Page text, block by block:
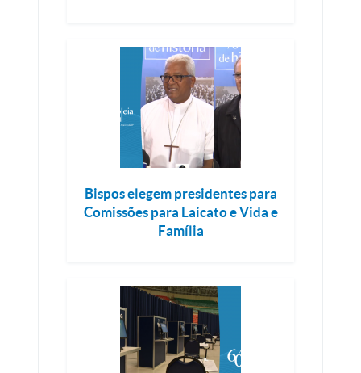
Bispos elegem presidentes para
Comissões para Laicato e Vida e
Família